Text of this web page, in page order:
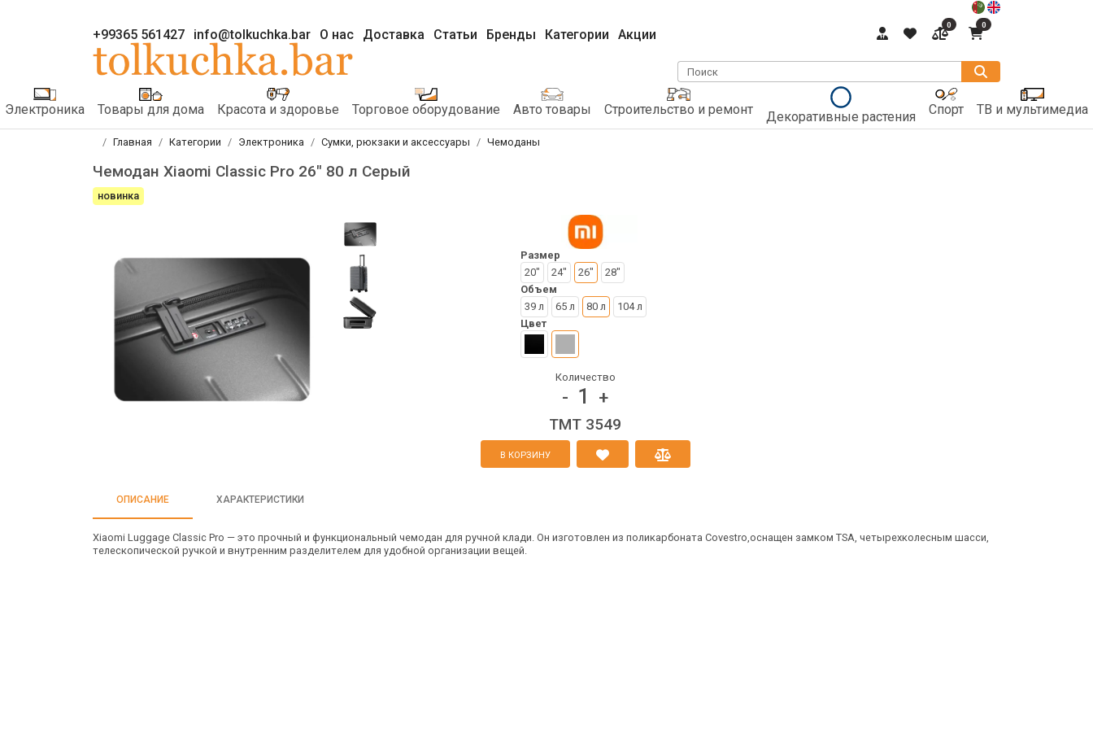
+99365 561427 info@tolkuchka.bar О нас Доставка Статьи Бренды Категории Акции
0 0
Поиск
Электроника Товары для дома Красота и здоровье Торговое оборудование Авто товары Строительство и ремонт Декоративные растения Спорт ТВ и мультимедиа
Главная Категории Электроника Сумки, рюкзаки и аксессуары Чемоданы
Чемодан Xiaomi Classic Pro 26" 80 л Серый
новинка
Размер
20"
24" 26"
28"
Объем
39 л
65 л 80 л
104 л
Цвет
Количество
- 1 +
TMT 3549
В КОРЗИНУ
ОПИСАНИЕ ХАРАКТЕРИСТИКИ
Xiaomi Luggage Classic Pro — это прочный и функциональный чемодан для ручной клади. Он изготовлен из поликарбоната Covestro,оснащен замком TSA, четырехколесным шасси,
телескопической ручкой и внутренним разделителем для удобной организации вещей.